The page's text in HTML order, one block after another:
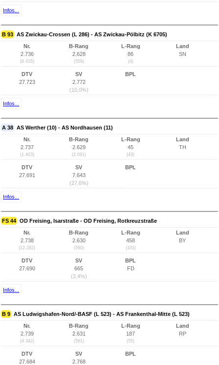
Infos...
B 93 AS Zwickau-Crossen (L 286) - AS Zwickau-Pölbitz (K 6705)
Nr.
2.736
(8.435)
B-Rang
2.628
(559)
L-Rang
86
(4)
Land
SN
DTV
27.723
SV
2.772
(10,0%)
BPL
Infos...
A 38 AS Werther (10) - AS Nordhausen (11)
Nr.
2.737
(1.403)
B-Rang
2.629
(2.091)
L-Rang
45
(43)
Land
TH
DTV
27.691
SV
7.643
(27,6%)
BPL
Infos...
FS 44 OD Freising, Isarstraße - OD Freising, Rotkreuzstraße
Nr.
2.738
(12.282)
B-Rang
2.630
(560)
L-Rang
458
(101)
Land
BY
DTV
27.690
SV
665
(2,4%)
BPL
FD
Infos...
B 9 AS Ludwigshafen-Nord/-BASF (L 523) - AS Frankenthal-Mitte (L 523)
Nr.
2.739
(4.342)
B-Rang
2.631
(561)
L-Rang
187
(55)
Land
RP
DTV
27.684
SV
2.768
BPL